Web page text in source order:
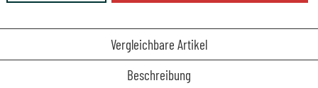
Vergleichbare Artikel
Beschreibung